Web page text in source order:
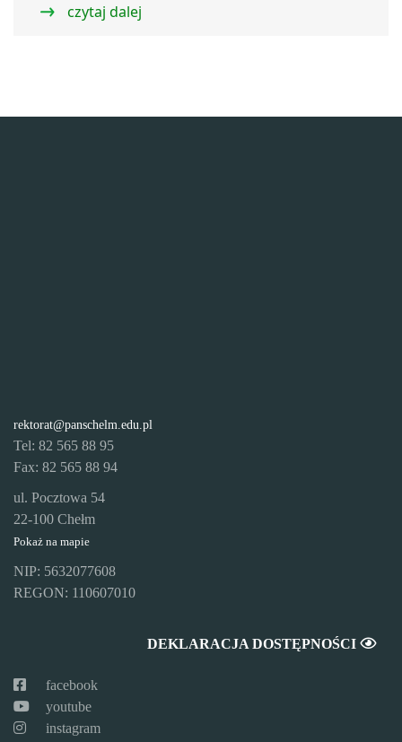
czytaj dalej
rektorat@panschelm.edu.pl
Tel: 82 565 88 95
Fax: 82 565 88 94
ul. Pocztowa 54
22-100 Chełm
Pokaż na mapie
NIP: 5632077608
REGON: 110607010
DEKLARACJA DOSTĘPNOŚCI
facebook
youtube
instagram